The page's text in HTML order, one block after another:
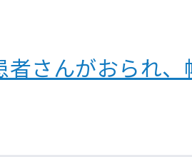
さんがおられ、